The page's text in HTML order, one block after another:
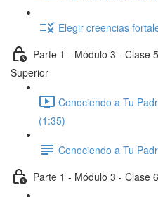
Elegir creencias
Parte 1 - Módulo 3 - Clase
Superior
Conociendo a Tu
(1:35)
Conociendo a Tu
Parte 1 - Módulo 3 - Clase